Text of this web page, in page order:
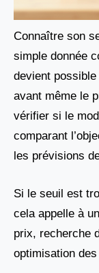
Connaître son
simple donnée
devient possible
avant même le
vérifier si le
comparant
les prévisions
Si le seuil est
cela appelle à
prix, recherche
optimisation